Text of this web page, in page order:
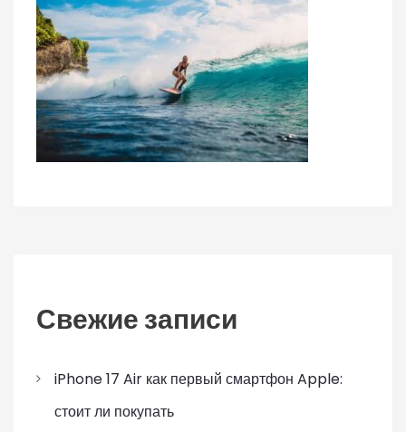
Свежие записи
iPhone 17 Air как первый смартфон Apple:
стоит ли покупать